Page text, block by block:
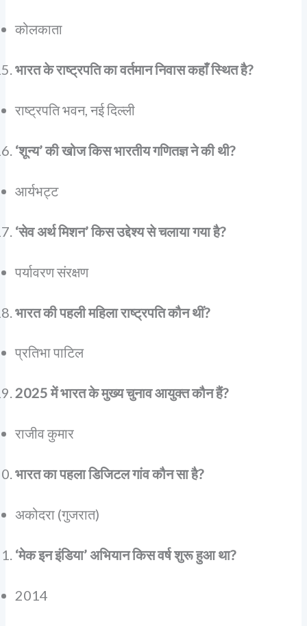
कोलकाता
भारत के राष्ट्रपति का वर्तमान निवास कहाँ स्थित है?
राष्ट्रपति भवन, नई दिल्ली
‘शून्य’ की खोज किस भारतीय गणितज्ञ ने की थी?
आर्यभट्ट
‘सेव अर्थ मिशन’ किस उद्देश्य से चलाया गया है?
पर्यावरण संरक्षण
भारत की पहली महिला राष्ट्रपति कौन थीं?
प्रतिभा पाटिल
2025 में भारत के मुख्य चुनाव आयुक्त कौन हैं?
राजीव कुमार
भारत का पहला डिजिटल गांव कौन सा है?
अकोदरा (गुजरात)
‘मेक इन इंडिया’ अभियान किस वर्ष शुरू हुआ था?
2014